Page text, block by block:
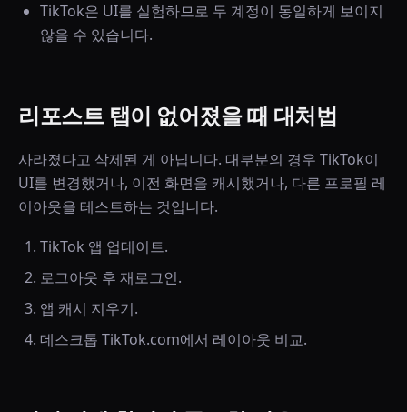
TikTok은 UI를 실험하므로 두 계정이 동일하게 보이지
않을 수 있습니다.
리포스트 탭이 없어졌을 때 대처법
사라졌다고 삭제된 게 아닙니다. 대부분의 경우 TikTok이
UI를 변경했거나, 이전 화면을 캐시했거나, 다른 프로필 레
이아웃을 테스트하는 것입니다.
TikTok 앱 업데이트.
로그아웃 후 재로그인.
앱 캐시 지우기.
데스크톱 TikTok.com에서 레이아웃 비교.